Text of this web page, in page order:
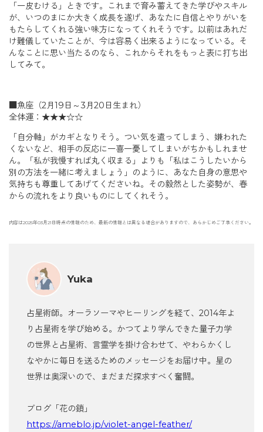
「一皮むける」ときです。これまで育み蓄えてきた学びやスキル
が、いつのまにか大きく成長を遂げ、あなたに自信とやりがいを
もたらしてくれる強い味方になってくれそうです。以前はあれだ
け難儀していたことが、今は容易く出来るようになっている。そ
んなことに思い当たるのなら、これからそれをもっと表に打ち出
してみて。
■魚座（2月19日～3月20日生まれ）
全体運：★★★☆☆
「自分軸」がカギとなりそう。つい気を遣ってしまう、嫌われた
くないなど、相手の反応に一喜一憂してしまいがちかもしれませ
ん。「私が我慢すれば丸く収まる」よりも「私はこうしたいから
別の方法を一緒に考えましょう」のように、あなた自身の意思や
気持ちも尊重してあげてくださいね。その毅然とした姿勢が、春
からの流れをより良いものにしてくれそう。
内容は2025年03月21日時点の情報のため、最新の情報とは異なる場合がありますので、あらかじめご了承ください。
Yuka
占星術師。オーラソーマやヒーリングを経て、2014年よ
り占星術を学び始める。かつてより学んできた量子力学
の世界と占星術、言霊学を掛け合わせて、やわらかくし
なやかに毎日を送るためのメッセージをお届け中。星の
世界は奥深いので、まだまだ探求すべく奮闘。
ブログ「花の鎖」
https://ameblo.jp/violet-angel-feather/